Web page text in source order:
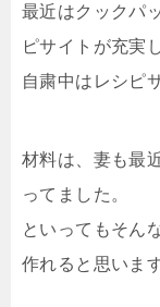
最近はクックパ
ピサイトが充実
自粛中はレシピ
材料は、妻も最
ってました。
といってもそん
作れると思います